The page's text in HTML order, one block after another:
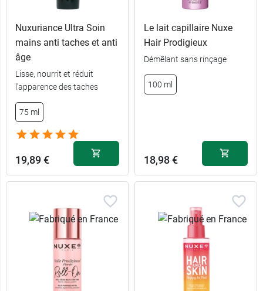
Nuxuriance Ultra Soin
mains anti taches et anti
âge
Lisse, nourrit et réduit
l'apparence des taches
75 ml
19,89 €
Le lait capillaire Nuxe
Hair Prodigieux
Démêlant sans rinçage
100 ml
18,98 €